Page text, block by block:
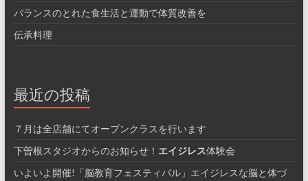
バランスのとれた食生活と運動で体質改善を
伝承料理
最近の投稿
７月は全店舗にてオープンクラスを行います
下曽根スタジオからのお知らせ！ エイジレス体験会
いよいよ開催!「脳教育フェスティバル」エイジレスな脳と体づ